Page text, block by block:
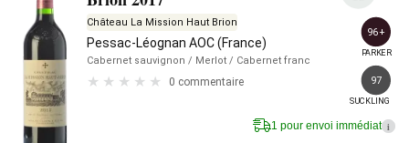
Château La Mission Haut Brion
Pessac-Léognan AOC (France)
Cabernet sauvignon / Merlot / Cabernet franc
0 commentaire
96+
PARKER
97
SUCKLING
1 pour envoi immédiat i